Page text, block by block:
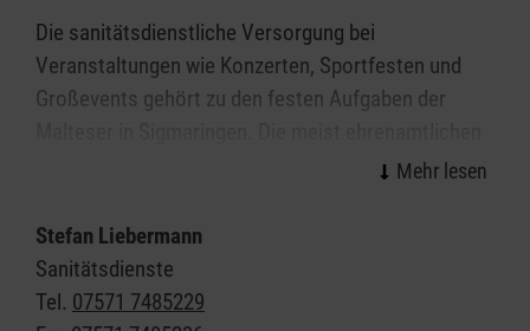
Die sanitätsdienstliche Versorgung bei
Veranstaltungen wie Konzerten, Sportfesten und
Großevents gehört zu den festen Aufgaben der
Mitarbeitenden des Malteser Sanitätsdiensts leisten
Veranstaltungen ab einer gewissen Dimension bzw.
mit einer bestimmten Charakteristik erfordern einen
qualifizierten Sanitätsdienst. Überall da, wo viele
Stefan Liebermann
Sanitätsdienste
Tel. 07571 7485229